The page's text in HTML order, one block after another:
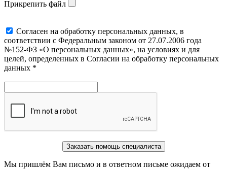
Прикрепить файл
Cогласен на обработку персональных данных, в
соответствии с Федеральным законом от 27.07.2006 года
№152-ФЗ «О персональных данных», на условиях и для
целей, определенных в Согласии на обработку персональных
данных *
Заказать помощь специалиста
Мы пришлём Вам письмо и в ответном письме ожидаем от